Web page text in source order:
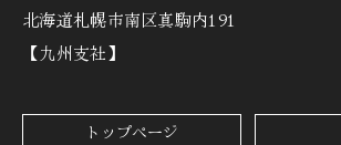
北海道札幌市南区真駒内191
【九州支社】
トップページ